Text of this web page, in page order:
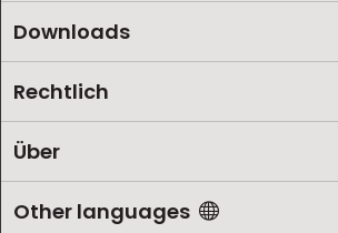
Downloads
Rechtlich
Über
Other languages